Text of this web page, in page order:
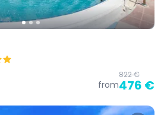
from
822 €
476 €